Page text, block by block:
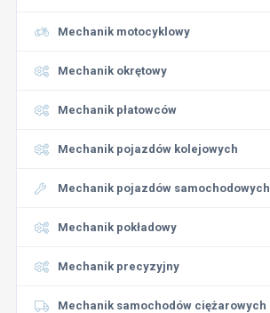
Mechanik motocyklowy
Mechanik okrętowy
Mechanik płatowców
Mechanik pojazdów kolejowych
Mechanik pojazdów samochodowych
Mechanik pokładowy
Mechanik precyzyjny
Mechanik samochodów ciężarowych